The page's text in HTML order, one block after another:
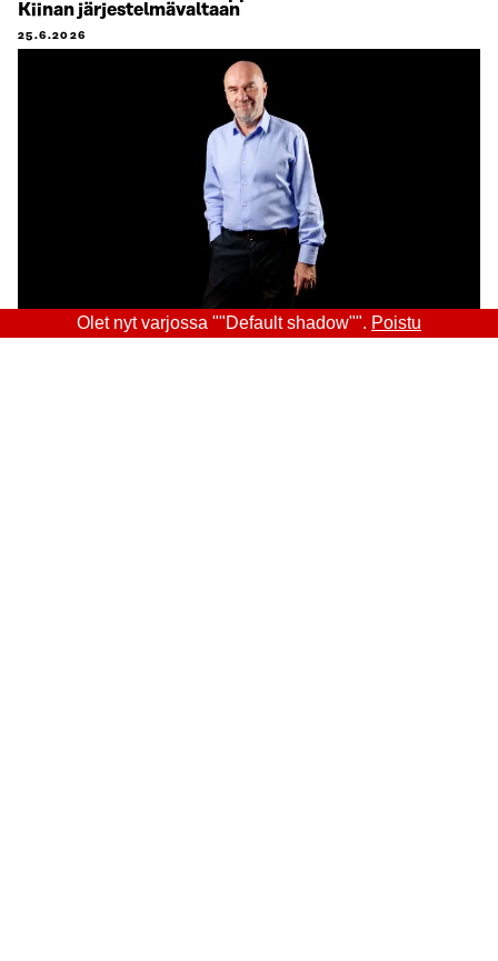
Kiinan järjestelmävaltaan
25.6.2026
Olet nyt varjossa ""Default shadow"". Poistu